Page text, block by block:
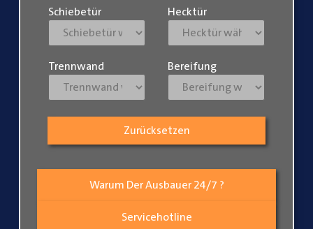
Warum Der Ausbauer 24/7 ?
Servicehotline
Schiebetür Hecktür
Trennwand Bereifung
Zurücksetzen